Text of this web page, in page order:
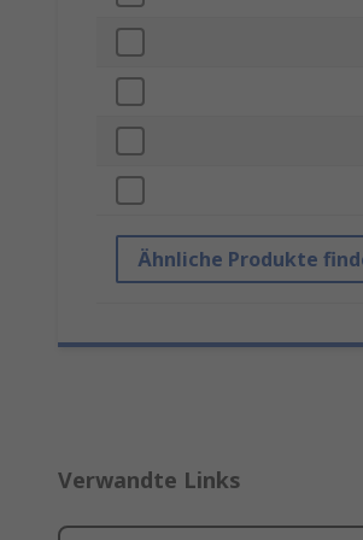
Ähnliche Produkte
Verwandte Links